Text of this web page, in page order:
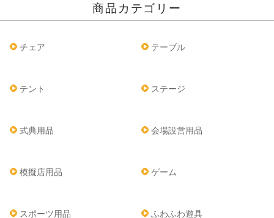
商品カテゴリー
チェア テーブル
テント ステージ
式典用品 会場設営用品
模擬店用品 ゲーム
スポーツ用品 ふわふわ遊具